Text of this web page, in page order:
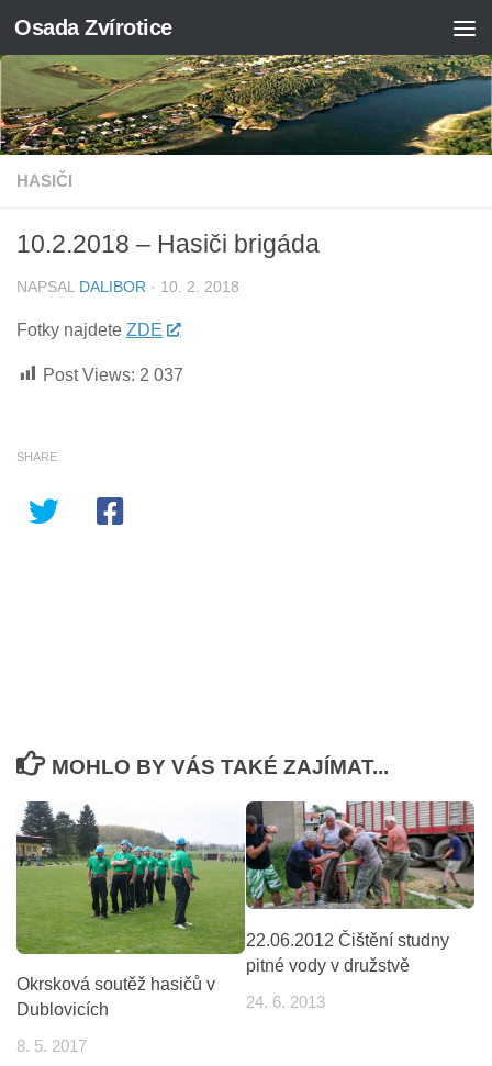
Skip to content
Osada Zvírotice
HASIČI
10.2.2018 – Hasiči brigáda
NAPSAL DALIBOR · 10. 2. 2018
Fotky najdete ZDE
Post Views: 2 037
SHARE
MOHLO BY VÁS TAKÉ ZAJÍMAT...
Okrsková soutěž hasičů v
Dublovicích
8. 5. 2017
22.06.2012 Čištění studny
pitné vody v družstvě
24. 6. 2013